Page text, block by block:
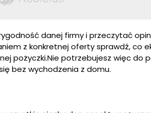
danej firmy i przeczytać
z konkretnej oferty sprawdź, co
pożyczki.Nie potrzebujesz więc do
bez wychodzenia z domu.